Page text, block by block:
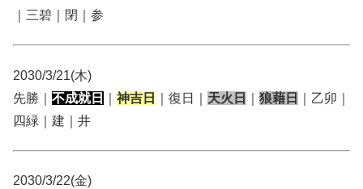
｜三碧｜閉｜参
2030/3/21(木)
先勝｜ 不成就日 神吉日 ｜復日｜ 天火日 狼藉日
｜乙卯｜
四緑｜建｜井
2030/3/22(金)